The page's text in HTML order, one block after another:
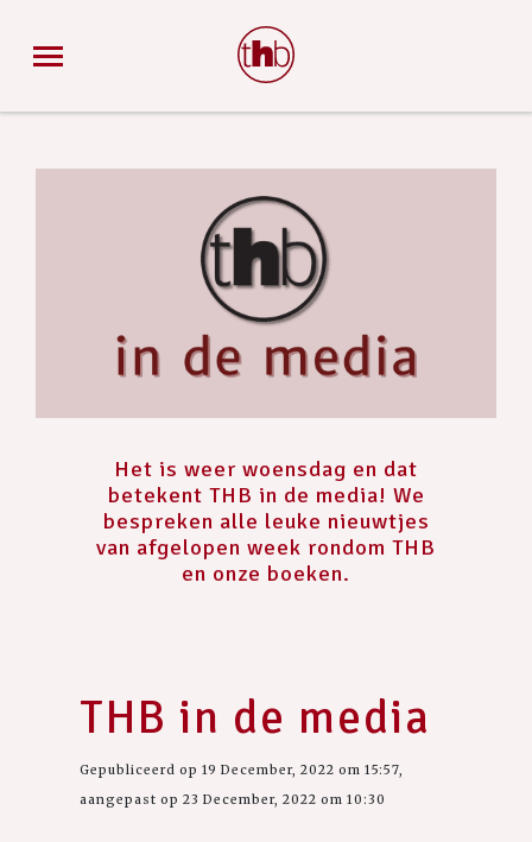
Het is weer woensdag en dat
betekent THB in de media! We
bespreken alle leuke nieuwtjes
van afgelopen week rondom THB
en onze boeken.
THB in de media
Gepubliceerd op 19 December, 2022 om 15:57,
aangepast op 23 December, 2022 om 10:30